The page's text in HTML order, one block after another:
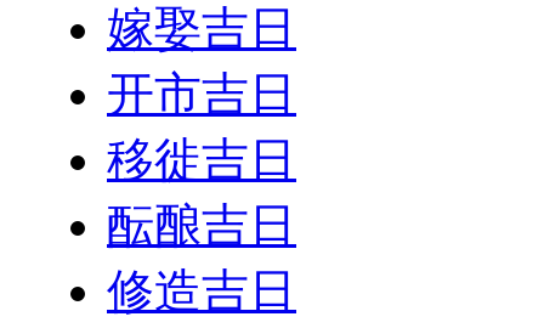
嫁娶吉日
开市吉日
移徙吉日
酝酿吉日
修造吉日